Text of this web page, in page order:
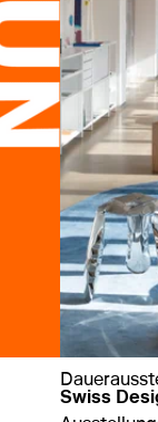
Swiss